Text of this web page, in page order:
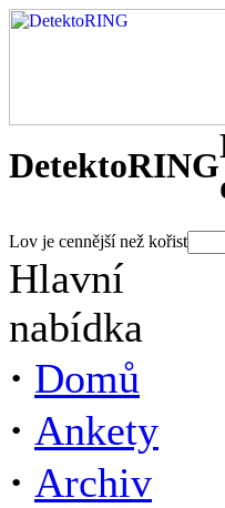
DetektoRING
Lov je cennější než kořist
Hlavní
nabídka
· Domů
· Ankety
· Archiv